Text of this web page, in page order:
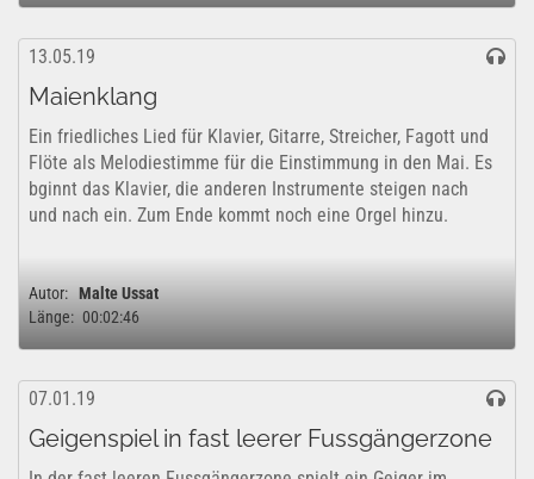
13.05.19
Maienklang
Ein friedliches Lied für Klavier, Gitarre, Streicher, Fagott und
Flöte als Melodiestimme für die Einstimmung in den Mai. Es
bginnt das Klavier, die anderen Instrumente steigen nach
und nach ein. Zum Ende kommt noch eine Orgel hinzu.
Autor: Malte Ussat
Länge: 00:02:46
07.01.19
Geigenspiel in fast leerer Fussgängerzone